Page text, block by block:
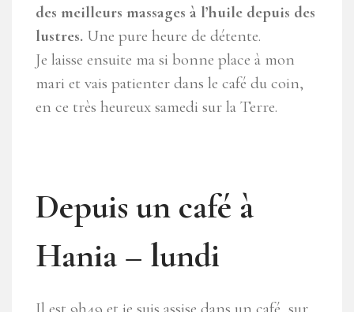
des meilleurs massages à l’huile depuis des
lustres. Une pure heure de détente.
Je laisse ensuite ma si bonne place à mon
mari et vais patienter dans le café du coin,
en ce très heureux samedi sur la Terre.
Depuis un café à
Hania – lundi